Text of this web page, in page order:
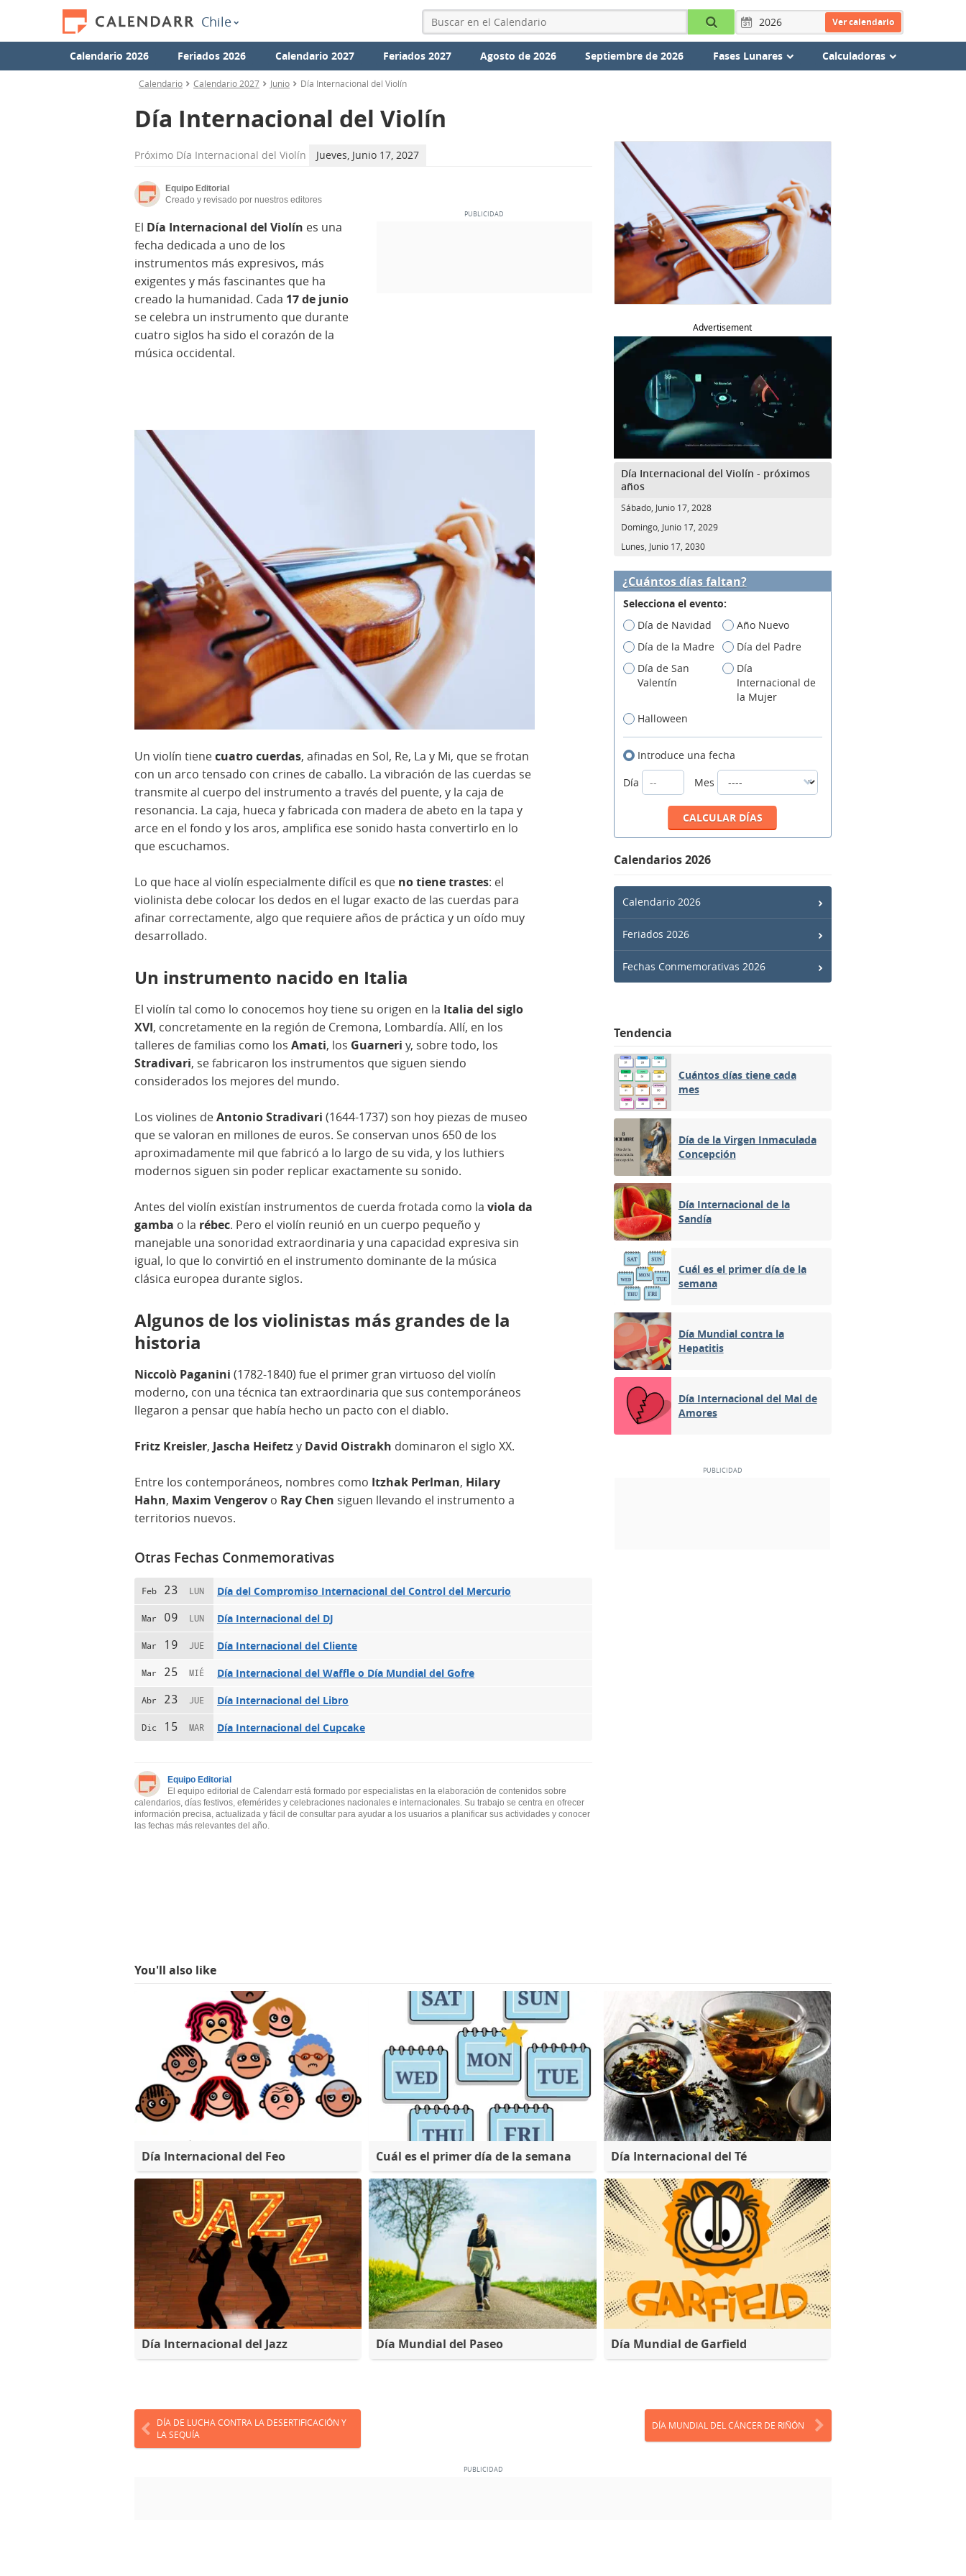
Chile Ver calendario
Calendario 2026 Feriados 2026 Calendario 2027 Feriados 2027 Agosto de 2026 Septiembre de 2026 Fases Lunares Calculadoras
Calendario Calendario 2027 Junio Día Internacional del Violín
Día Internacional del Violín
Próximo Día Internacional del Violín Jueves, Junio 17, 2027
Equipo Editorial
Creado y revisado por nuestros editores
El Día Internacional del Violín es una
fecha dedicada a uno de los
instrumentos más expresivos, más
exigentes y más fascinantes que ha
creado la humanidad. Cada 17 de junio
se celebra un instrumento que durante
cuatro siglos ha sido el corazón de la
música occidental.
Un violín tienecuatro cuerdas, afinadas en Sol, Re, La y Mi, que se frotan
con un arco tensado con crines de caballo. La vibración de las cuerdas se
transmite al cuerpo del instrumento a través del puente, y la caja de
resonancia. La caja, hueca y fabricada con madera de abeto en la tapa y
arce en el fondo y los aros, amplifica ese sonido hasta convertirlo en lo
que escuchamos.
Lo que hace al violín especialmente difícil es que no tiene trastes: el
violinista debe colocar los dedos en el lugar exacto de las cuerdas para
afinar correctamente, algo que requiere años de práctica y un oído muy
desarrollado.
Un instrumento nacido en Italia
El violín tal como lo conocemos hoy tiene su origen en la Italia del siglo
XVI, concretamente en la región de Cremona, Lombardía. Allí, en los
talleres de familias como los Amati, los Guarneri y, sobre todo, los
Stradivari, se fabricaron los instrumentos que siguen siendo
considerados los mejores del mundo.
Los violines deAntonio Stradivari (1644-1737) son hoy piezas de museo
que se valoran en millones de euros. Se conservan unos 650 de los
aproximadamente mil que fabricó a lo largo de su vida, y los luthiers
modernos siguen sin poder replicar exactamente su sonido.
Antes del violín existían instrumentos de cuerda frotada como la viola da
gamba o la rébec. Pero el violín reunió en un cuerpo pequeño y
manejable una sonoridad extraordinaria y una capacidad expresiva sin
igual, lo que lo convirtió en el instrumento dominante de la música
clásica europea durante siglos.
Algunos de los violinistas más grandes de la
historia
Niccolò Paganini (1782-1840) fue el primer gran virtuoso del violín
moderno, con una técnica tan extraordinaria que sus contemporáneos
llegaron a pensar que había hecho un pacto con el diablo.
Fritz Kreisler, Jascha Heifetzy David Oistrakh dominaron el siglo XX.
Entre los contemporáneos, nombres como Itzhak Perlman, Hilary
Hahn, Maxim Vengerov o Ray Chen siguen llevando el instrumento a
territorios nuevos.
Otras Fechas Conmemorativas
Feb 23 LUN Día del Compromiso Internacional del Control del Mercurio
Mar 09 LUN Día Internacional del DJ
Mar 19 JUE Día Internacional del Cliente
Mar 25 MIÉ Día Internacional del Waffle o Día Mundial del Gofre
Abr 23 JUE Día Internacional del Libro
Dic 15 MAR Día Internacional del Cupcake
Equipo Editorial
El equipo editorial de Calendarr está formado por especialistas en la elaboración de contenidos sobre
calendarios, días festivos, efemérides y celebraciones nacionales e internacionales. Su trabajo se centra en ofrecer
información precisa, actualizada y fácil de consultar para ayudar a los usuarios a planificar sus actividades y conocer
las fechas más relevantes del año.
Advertisement
Día Internacional del Violín - próximos
años
Sábado, Junio 17, 2028
Domingo, Junio 17, 2029
Lunes, Junio 17, 2030
¿Cuántos días faltan?
Selecciona el evento:
Día de Navidad
Año Nuevo
Día de la Madre
Día del Padre
Día de San
Valentín
Día
Internacional de
la Mujer
Halloween
Introduce una fecha
Día
Mes
Calendarios 2026
Calendario 2026
Feriados 2026
Fechas Conmemorativas 2026
Tendencia
Cuántos días tiene cada
mes
Día de la Virgen Inmaculada
Concepción
Día Internacional de la
Sandía
Cuál es el primer día de la
semana
Día Mundial contra la
Hepatitis
Día Internacional del Mal de
Amores
You'll also like
Día Internacional del Feo Cuál es el primer día de la semana Día Internacional del Té
Día Internacional del Jazz Día Mundial del Paseo Día Mundial de Garfield
DÍA DE LUCHA CONTRA LA DESERTIFICACIÓN Y
LA SEQUÍA
DÍA MUNDIAL DEL CÁNCER DE RIÑÓN